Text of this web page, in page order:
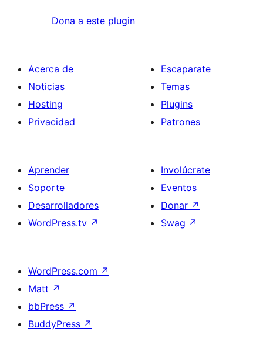
Dona a este plugin
Acerca de
Noticias
Hosting
Privacidad
Escaparate
Temas
Plugins
Patrones
Aprender
Soporte
Desarrolladores
WordPress.tv ↗
Involúcrate
Eventos
Donar ↗
Swag ↗
WordPress.com ↗
Matt ↗
bbPress ↗
BuddyPress ↗